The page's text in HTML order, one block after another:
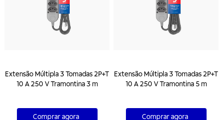
Extensão Múltipla 3 Tomadas 2P+T
10 A 250 V Tramontina 3 m
Comprar agora
Extensão Múltipla 3 Tomadas 2P+T
10 A 250 V Tramontina 5 m
Comprar agora